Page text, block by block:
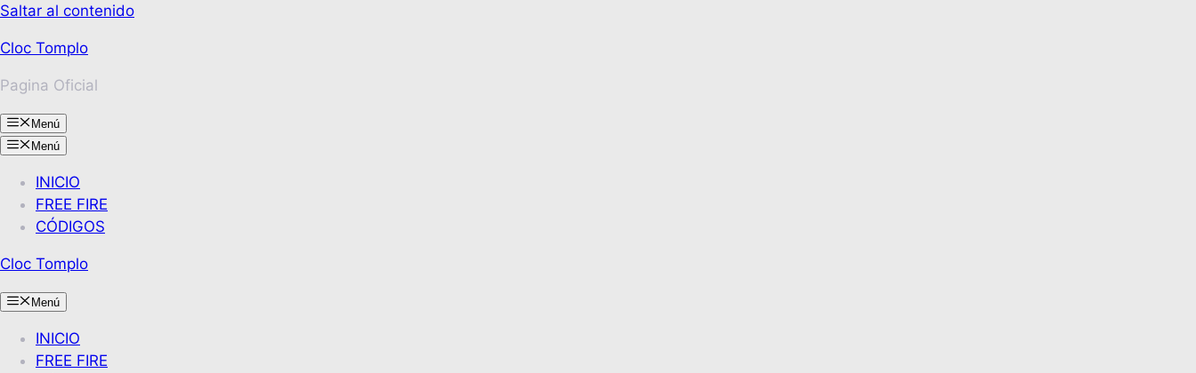
Saltar al contenido
Cloc Tomplo
Pagina Oficial
Menú
Menú
INICIO
FREE FIRE
CÓDIGOS
Cloc Tomplo
Menú
INICIO
FREE FIRE